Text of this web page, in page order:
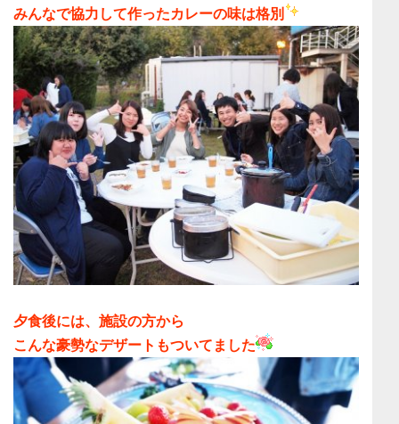
みんなで協力して作ったカレーの味は格別
夕食後には、施設の方から
こんな豪勢なデザートもついてました